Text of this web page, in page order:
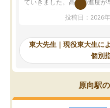
ていきました。高校の進度が
供も家に帰って勉強の話する
応を示します。東大先生にお
れるので、親としても安心で
使える自習室とかもあり、わ
ところがあれば先生が回答し
のも重宝しています。
投稿日：2026
東大先生｜現役東大生に
個別
原向駅